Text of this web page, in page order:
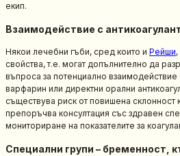
екип.
Взаимодействие с
Някои лечебни гъби, сред които и Рейши
свойства, т.е. могат допълнително да
въпроса за потенциално взаимодействие
варфарин или директни орални
съществува риск от повишена склонност
препоръчва консултация със здравен
мониториране на показателите за
Специални групи – бременност,